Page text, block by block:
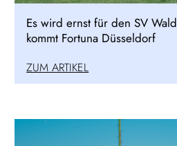
Es wird ernst für den SV
kommt Fortuna Düsseldorf
ZUM ARTIKEL